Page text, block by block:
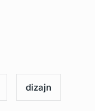
dizajn